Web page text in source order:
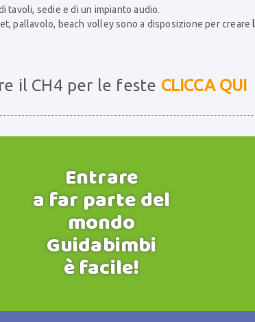
tavoli, sedie e di un impianto audio.
pallavolo, beach volley sono a disposizione per creare
il CH4 per le feste CLICCA QUI
Entrare
a far parte del
mondo
Guidabimbi
è facile!